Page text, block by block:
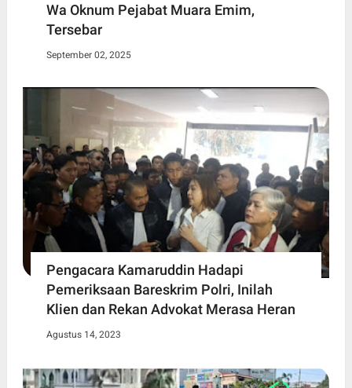
Wa Oknum Pejabat Muara Emim,
Tersebar
September 02, 2025
Pengacara Kamaruddin Hadapi
Pemeriksaan Bareskrim Polri, Inilah
Klien dan Rekan Advokat Merasa Heran
Agustus 14, 2023